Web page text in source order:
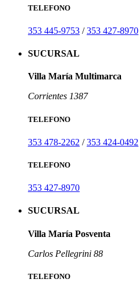
TELEFONO
353 445-9753 /353 427-8970
SUCURSAL
Villa María Multimarca
Corrientes 1387
TELEFONO
353 478-2262 /353 424-0492
TELEFONO
353 427-8970
SUCURSAL
Villa María Posventa
Carlos Pellegrini 88
TELEFONO